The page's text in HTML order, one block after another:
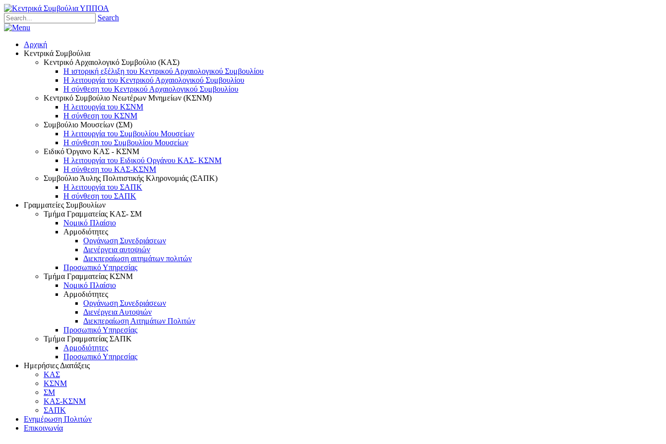
Search
Αρχική
Κεντρικά Συμβούλια
Κεντρικό Αρχαιολογικό Συμβούλιο (ΚΑΣ)
Η ιστορική εξέλιξη του Κεντρικού Αρχαιολογικού Συμβουλίου
Η λειτουργία του Κεντρικού Αρχαιολογικού Συμβουλίου
Η σύνθεση του Κεντρικού Αρχαιολογικού Συμβουλίου
Κεντρικό Συμβούλιο Νεωτέρων Μνημείων (ΚΣΝΜ)
Η λειτουργία του ΚΣΝΜ
Η σύνθεση του ΚΣΝΜ
Συμβούλιο Μουσείων (ΣΜ)
Η λειτουργία του Συμβουλίου Μουσείων
Η σύνθεση του Συμβουλίου Μουσείων
Ειδικό Όργανο ΚΑΣ - ΚΣΝΜ
Η λειτουργία του Ειδικού Οργάνου ΚΑΣ- ΚΣΝΜ
Η σύνθεση του ΚΑΣ-ΚΣΝΜ
Συμβούλιο Άυλης Πολιτιστικής Κληρονομιάς (ΣΑΠΚ)
Η λειτουργία του ΣΑΠΚ
Η σύνθεση του ΣΑΠΚ
Γραμματείες Συμβουλίων
Τμήμα Γραμματείας ΚΑΣ- ΣΜ
Νομικό Πλαίσιο
Αρμοδιότητες
Οργάνωση Συνεδριάσεων
Διενέργεια αυτοψιών
Διεκπεραίωση αιτημάτων πολιτών
Προσωπικό Υπηρεσίας
Τμήμα Γραμματείας ΚΣΝΜ
Νομικό Πλαίσιο
Αρμοδιότητες
Οργάνωση Συνεδριάσεων
Διενέργεια Αυτοψιών
Διεκπεραίωση Αιτημάτων Πολιτών
Προσωπικό Υπηρεσίας
Τμήμα Γραμματείας ΣΑΠΚ
Αρμοδιότητες
Προσωπικό Υπηρεσίας
Ημερήσιες Διατάξεις
ΚΑΣ
ΚΣΝΜ
ΣΜ
ΚΑΣ-ΚΣΝΜ
ΣΑΠΚ
Ενημέρωση Πολιτών
Επικοινωνία